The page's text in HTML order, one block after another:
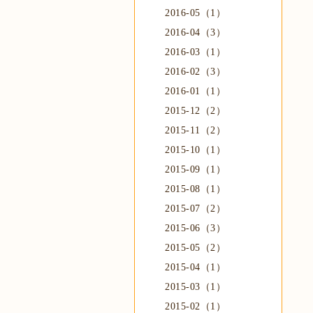
2016-05（1）
2016-04（3）
2016-03（1）
2016-02（3）
2016-01（1）
2015-12（2）
2015-11（2）
2015-10（1）
2015-09（1）
2015-08（1）
2015-07（2）
2015-06（3）
2015-05（2）
2015-04（1）
2015-03（1）
2015-02（1）